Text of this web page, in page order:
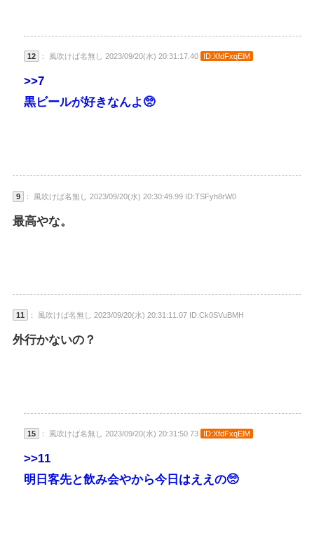
12 ： 風吹けば名無し 2023/09/20(水) 20:31:17.40 ID:XfdFxqElM
>>7
黒ビールが好きなんよ🥺
9 ： 風吹けば名無し 2023/09/20(水) 20:30:49.99 ID:TSFyh8rW0
最高やな。
11 ： 風吹けば名無し 2023/09/20(水) 20:31:11.07 ID:Ck0SVuBMH
外行かないの？
15 ： 風吹けば名無し 2023/09/20(水) 20:31:50.73 ID:XfdFxqElM
>>11
明日客先と飲み会やから今日はええの🥺